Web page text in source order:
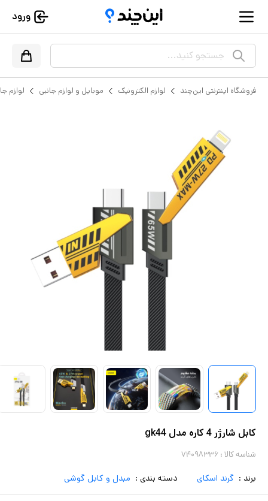
ورود
جستجو کنید...
فروشگاه اینترنتی این‌چند لوازم الکترونیک موبایل و لوازم جانبی لوازم
کابل شارژر 4 کاره مدل gk44
شناسه کالا : ۷۴۰۹۸۳۳۶
برند : گرند اسکای دسته بندی : مبدل و کابل گوشی